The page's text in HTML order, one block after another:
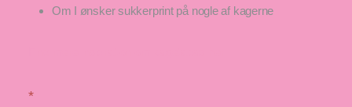
Om I ønsker sukkerprint på nogle af kagerne
*